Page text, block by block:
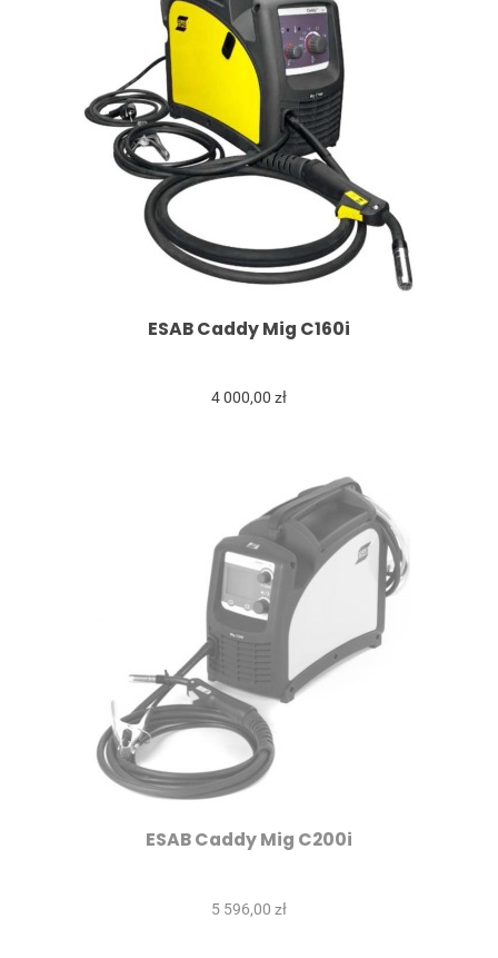
ESAB Caddy Mig C160i
4 000,00 zł
ESAB Caddy Mig C200i
5 596,00 zł